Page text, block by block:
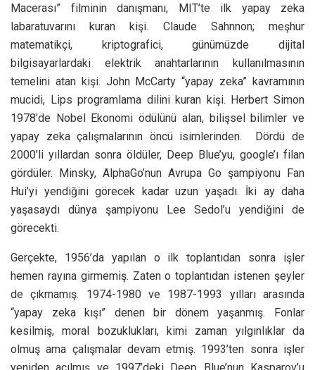
Macerası” filminin danışmanı, MIT’te ilk yapay zeka
labaratuvarını kuran kişi. Claude Sahnnon; meşhur
matematikçi, kriptografici, günümüzde dijital
bilgisayarlardaki elektrik anahtarlarının kullanılmasının
temelini atan kişi. John McCarty “yapay zeka” kavramının
mucidi, Lips programlama dilini kuran kişi. Herbert Simon
1978’de Nobel Ekonomi ödülünü alan, bilişsel bilimler ve
yapay zeka çalışmalarının öncü isimlerinden. Dördü de
2000’li yıllardan sonra öldüler, Deep Blue’yu, google’ı filan
gördüler. Minsky, AlphaGo’nun Avrupa Go şampiyonu Fan
Hui’yi yendiğini görecek kadar uzun yaşadı. İki ay daha
yaşasaydı dünya şampiyonu Lee Sedol’u yendiğini de
görecekti.
Gerçekte, 1956’da yapılan o ilk toplantıdan sonra işler
hemen rayına girmemiş. Zaten o toplantıdan istenen şeyler
de çıkmamış. 1974-1980 ve 1987-1993 yılları arasında
“yapay zeka kışı” denen bir dönem yaşanmış. Fonlar
kesilmiş, moral bozuklukları, kimi zaman yılgınlıklar da
olmuş ama çalışmalar devam etmiş. 1993’ten sonra işler